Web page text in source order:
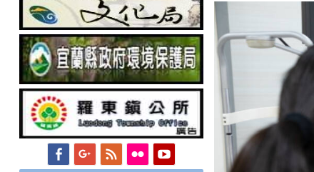
FacebookGoogleplus
FeedFlickrYouTube